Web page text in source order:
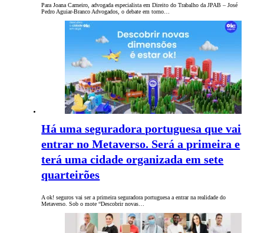
Para Joana Carneiro, advogada especialista em Direito do Trabalho da JPAB – José
Pedro Aguiar-Branco Advogados, o debate em torno…
Há uma seguradora portuguesa que vai
entrar no Metaverso. Será a primeira e
terá uma cidade organizada em sete
quarteirões
A ok! seguros vai ser a primeira seguradora portuguesa a entrar na realidade do
Metaverso. Sob o mote “Descobrir novas…